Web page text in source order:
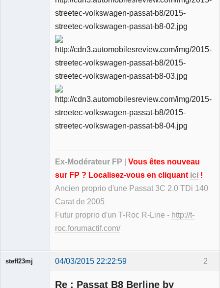
Ex-Modérateur FP
Vous êtes nouveau
sur FP ? Localisez-vous en cliquant ici !
Ancien proprio d'une Passat 3C 2.0 TDi 140
Carat de 2005
Futur proprio d'un T-Roc R-Line - http://t-
roc.forumactif.com/
2
steff23mj 04/03/2015 22:22:59
Re : Passat B8 Berline by